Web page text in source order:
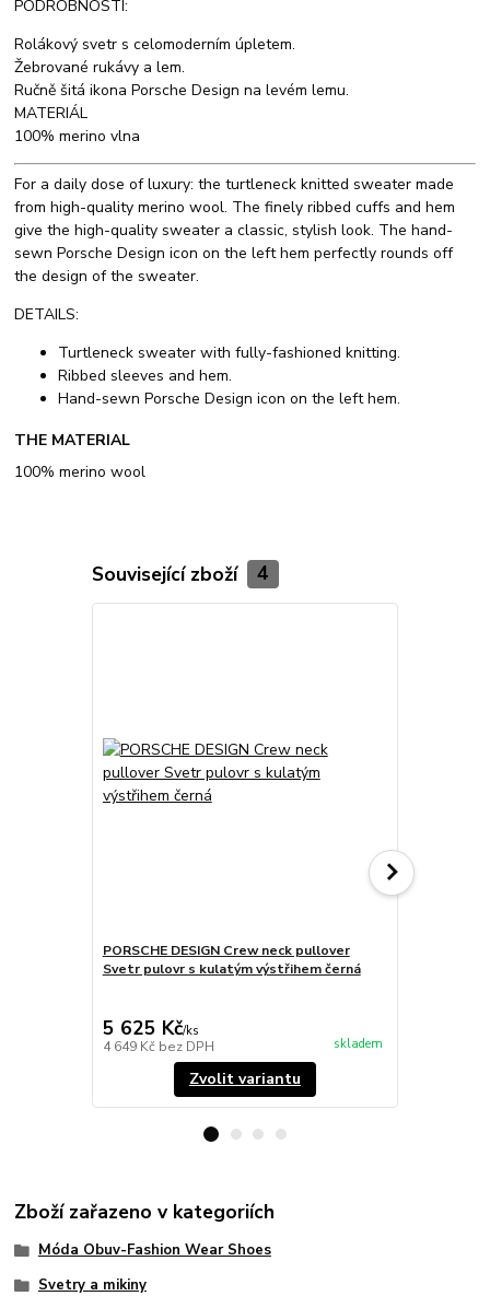
PODROBNOSTI:
Rolákový svetr s celomoderním úpletem.
Žebrované rukávy a lem.
Ručně šitá ikona Porsche Design na levém lemu.
MATERIÁL
100% merino vlna
For a daily dose of luxury: the turtleneck knitted sweater made
from high-quality merino wool. The finely ribbed cuffs and hem
give the high-quality sweater a classic, stylish look. The hand-
sewn Porsche Design icon on the left hem perfectly rounds off
the design of the sweater.
DETAILS:
Turtleneck sweater with fully-fashioned knitting.
Ribbed sleeves and hem.
Hand-sewn Porsche Design icon on the left hem.
THE MATERIAL
100% merino wool
Související zboží 4
PORSCHE DESIGN Crew neck pullover
Svetr pulovr s kulatým výstřihem černá
5 625 Kč/ks
4 649 Kč bez DPH skladem
Zvolit variantu
Zboží zařazeno v kategoriích
Móda Obuv-Fashion Wear Shoes
Svetry a mikiny